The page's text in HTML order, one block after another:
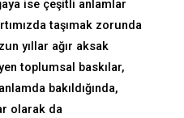
ise çeşitli anlamlar
taşımak zorunda
yıllar ağır aksak
toplumsal baskılar,
bakıldığında,
olarak da